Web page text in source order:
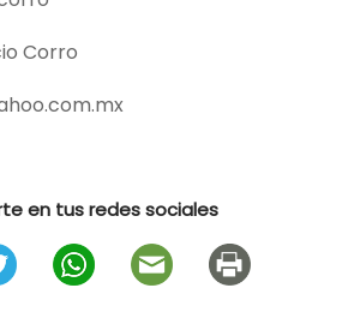
Corro
en tus redes sociales